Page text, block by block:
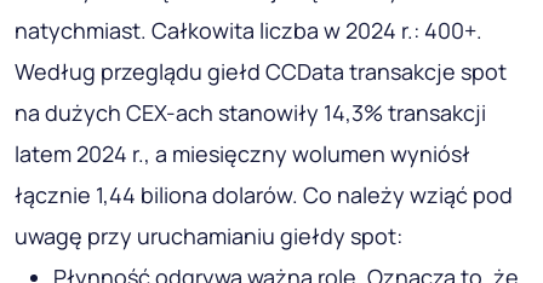
natychmiast. Całkowita liczba w 2024 r.: 400+.
Według przeglądu giełd CCData transakcje spot
na dużych CEX-ach stanowiły 14,3% transakcji
latem 2024 r., a miesięczny wolumen wyniósł
łącznie 1,44 biliona dolarów. Co należy wziąć pod
uwagę przy uruchamianiu giełdy spot: